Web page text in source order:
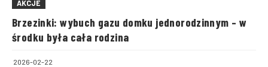
AKCJE
Brzezinki: wybuch gazu domku jednorodzinnym – w
środku była cała rodzina
2026-02-22